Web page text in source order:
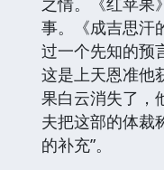
事。《成吉思汗
过一个先知的预
这是上天恩准他
果白云消失了，
夫把这部的体裁
的补充”。